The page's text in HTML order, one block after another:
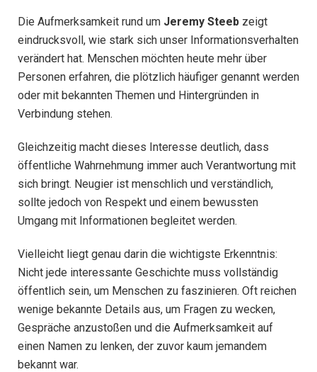
Die Aufmerksamkeit rund um Jeremy Steeb zeigt
eindrucksvoll, wie stark sich unser Informationsverhalten
verändert hat. Menschen möchten heute mehr über
Personen erfahren, die plötzlich häufiger genannt werden
oder mit bekannten Themen und Hintergründen in
Verbindung stehen.
Gleichzeitig macht dieses Interesse deutlich, dass
öffentliche Wahrnehmung immer auch Verantwortung mit
sich bringt. Neugier ist menschlich und verständlich,
sollte jedoch von Respekt und einem bewussten
Umgang mit Informationen begleitet werden.
Vielleicht liegt genau darin die wichtigste Erkenntnis:
Nicht jede interessante Geschichte muss vollständig
öffentlich sein, um Menschen zu faszinieren. Oft reichen
wenige bekannte Details aus, um Fragen zu wecken,
Gespräche anzustoßen und die Aufmerksamkeit auf
einen Namen zu lenken, der zuvor kaum jemandem
bekannt war.